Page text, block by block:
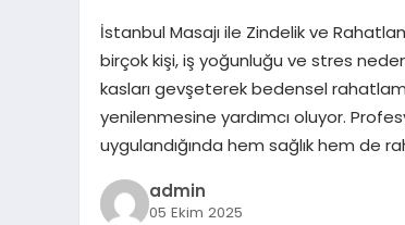
İstanbul Masajı ile Zindelik ve
birçok kişi, iş yoğunluğu ve stres
kasları gevşeterek bedensel
yenilenmesine yardımcı oluyor.
uygulandığında hem sağlık hem de
admin
05 Ekim 2025